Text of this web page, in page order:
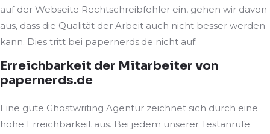
auf der Webseite Rechtschreibfehler ein, gehen wir davon
aus, dass die Qualität der Arbeit auch nicht besser werden
kann. Dies tritt bei papernerds.de nicht auf.
Erreichbarkeit der Mitarbeiter von
papernerds.de
Eine gute Ghostwriting Agentur zeichnet sich durch eine
hohe Erreichbarkeit aus. Bei jedem unserer Testanrufe